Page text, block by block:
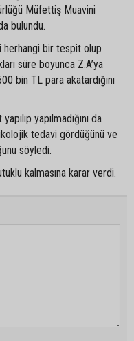
Müfettiş Muavini
bulundu.
herhangi bir tespit olup
süre boyunca Z.A’ya
bin TL para akatardığını
yapılmadığını da
tedavi gördüğünü ve
söyledi.
kalmasına karar verdi.